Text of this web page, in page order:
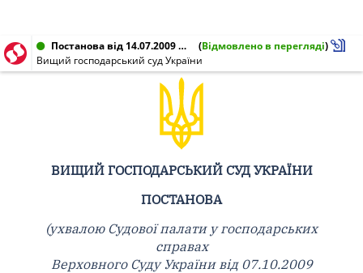
Постанова від 14.07.2009 № 54/45 (Відмовлено в перегляді)
Вищий господарський суд України
ВИЩИЙ ГОСПОДАРСЬКИЙ СУД УКРАЇНИ
ПОСТАНОВА
(ухвалою Судової палати у господарських
справах
Верховного Суду України від 07.10.2009